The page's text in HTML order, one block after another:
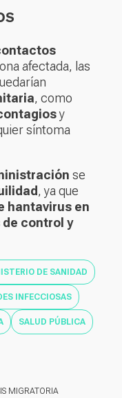
afectada, las
, como
y
síntoma
se
, ya que
hantavirus en
control y
DE SANIDAD
INFECCIOSAS
SALUD PÚBLICA
MIGRATORIA